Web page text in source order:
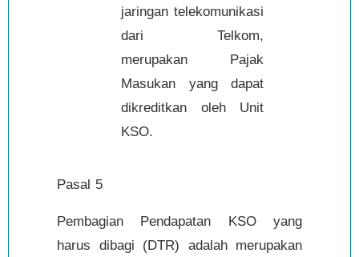
jaringan telekomunikasi
dari Telkom,
merupakan Pajak
Masukan yang dapat
dikreditkan oleh Unit
KSO.
Pasal 5
Pembagian Pendapatan KSO yang
harus dibagi (DTR) adalah merupakan